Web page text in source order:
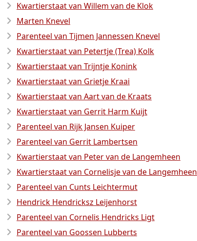
Kwartierstaat van Willem van de Klok
Marten Knevel
Parenteel van Tijmen Jannessen Knevel
Kwartierstaat van Petertje (Trea) Kolk
Kwartierstaat van Trijntje Konink
Kwartierstaat van Grietje Kraai
Kwartierstaat van Aart van de Kraats
Kwartierstaat van Gerrit Harm Kuijt
Parenteel van Rijk Jansen Kuiper
Parenteel van Gerrit Lambertsen
Kwartierstaat van Peter van de Langemheen
Kwartierstaat van Cornelisje van de Langemheen
Parenteel van Cunts Leichtermut
Hendrick Hendricksz Leijenhorst
Parenteel van Cornelis Hendricks Ligt
Parenteel van Goossen Lubberts